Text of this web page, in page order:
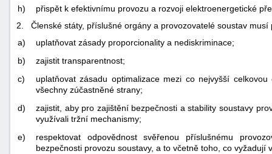
h)
přispět k efektivnímu provozu a rozvoji elektroenergetické
2. Členské státy, příslušné orgány a provozovatelé soustav
a)
uplatňovat zásady proporcionality a nediskriminace;
b)
zajistit transparentnost;
c)
uplatňovat zásadu optimalizace mezi co nejvyšší
všechny zúčastněné strany;
d)
zajistit, aby pro zajištění bezpečnosti a stability soustavy
využívali tržní mechanismy;
e)
respektovat odpovědnost svěřenou příslušnému
bezpečnosti provozu soustavy, a to včetně toho, co vyžadují